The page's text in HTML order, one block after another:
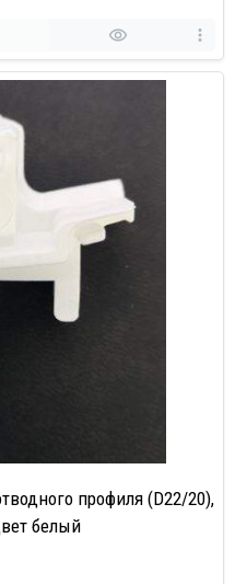
профиля (D22/20),
белый